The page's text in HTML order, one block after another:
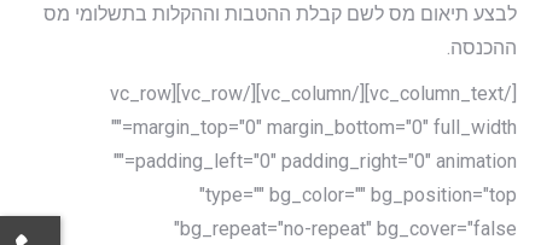
לבצע תיאום מס לשם קבלת ההטבות וההקלות בתשלומי מס
ההכנסה.
[/vc_column_text][/vc_column][/vc_row][vc_row
margin_top="0" margin_bottom="0" full_width=""
padding_left="0" padding_right="0" animation=""
type="" bg_color="" bg_position="top"
bg_repeat="no-repeat" bg_cover="false"